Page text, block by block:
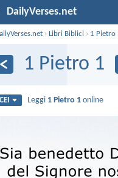
DailyVerses.net
›Libri Biblici › 1 Pietro
1 Pietro 1
CEI Leggi 1 Pietro 1 online